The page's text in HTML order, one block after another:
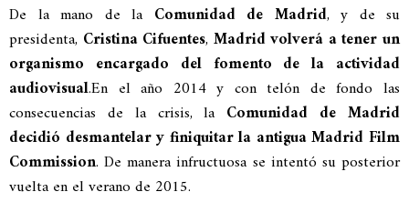
De la mano de la Comunidad de Madrid, y de su
presidenta, Cristina Cifuentes, Madrid volverá a tener un
organismo encargado del fomento de la actividad
audiovisual.En el año 2014 y con telón de fondo las
consecuencias de la crisis, la Comunidad de Madrid
decidió desmantelar y finiquitar la antigua Madrid Film
Commission. De manera infructuosa se intentó su posterior
vuelta en el verano de 2015.